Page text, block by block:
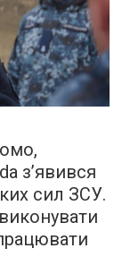
з’явився
сил ЗСУ.